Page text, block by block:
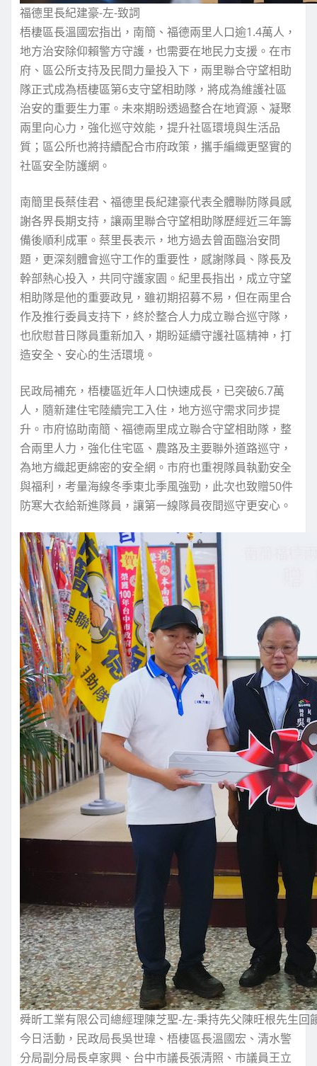
福德里長紀建豪-左-致詞
梧棲區長溫國宏指出，南簡、福德兩里人口逾1.4萬人，
地方治安除仰賴警方守護，也需要在地民力支援。在市
府、區公所支持及民間力量投入下，兩里聯合守望相助
隊正式成為梧棲區第6支守望相助隊，將成為維護社區
治安的重要生力軍。未來期盼透過整合在地資源、凝聚
兩里向心力，強化巡守效能，提升社區環境與生活品
質；區公所也將持續配合市府政策，攜手編織更堅實的
社區安全防護網。
南簡里長蔡佳君、福德里長紀建豪代表全體聯防隊員感
謝各界長期支持，讓兩里聯合守望相助隊歷經近三年籌
備後順利成軍。蔡里長表示，地方過去曾面臨治安問
題，更深刻體會巡守工作的重要性，感謝隊員、隊長及
幹部熱心投入，共同守護家園。紀里長指出，成立守望
相助隊是他的重要政見，雖初期招募不易，但在兩里合
作及推行委員支持下，終於整合人力成立聯合巡守隊，
也欣慰昔日隊員重新加入，期盼延續守護社區精神，打
造安全、安心的生活環境。
民政局補充，梧棲區近年人口快速成長，已突破6.7萬
人，隨新建住宅陸續完工入住，地方巡守需求同步提
升。市府協助南簡、福德兩里成立聯合守望相助隊，整
合兩里人力，強化住宅區、農路及主要聯外道路巡守，
為地方織起更綿密的安全網。市府也重視隊員執勤安全
與福利，考量海線冬季東北季風強勁，此次也致贈50件
防寒大衣給新進隊員，讓第一線隊員夜間巡守更安心。
舜昕工業有限公司總經理陳芝聖-左-秉持先父陳旺根先生
今日活動，民政局長吳世瑋、梧棲區長溫國宏、清水警
分局副分局長卓家興、台中市議長張清照、市議員王立